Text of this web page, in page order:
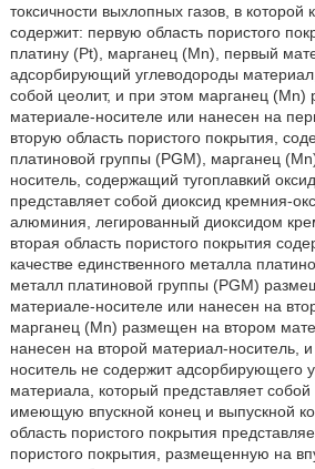
токсичности выхлопных газов, в которой
содержит: первую область пористого
платину (Pt), марганец (Mn), первый
адсорбирующий углеводороды
собой цеолит, и при этом марганец
материале-носителе или нанесен на
вторую область пористого покрытия,
платиновой группы (PGM), марганец
носитель, содержащий тугоплавкий
представляет собой диоксид кремния-
алюминия, легированный диоксидом
вторая область пористого покрытия
качестве единственного металла
металл платиновой группы (PGM)
материале-носителе или нанесен на
марганец (Mn) размещен на втором
нанесен на второй материал-носитель,
носитель не содержит адсорбирующего
материала, который представляет собой
имеющую впускной конец и выпускной
область пористого покрытия
пористого покрытия, размещенную на